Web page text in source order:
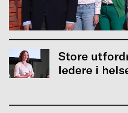
Store
ledere i